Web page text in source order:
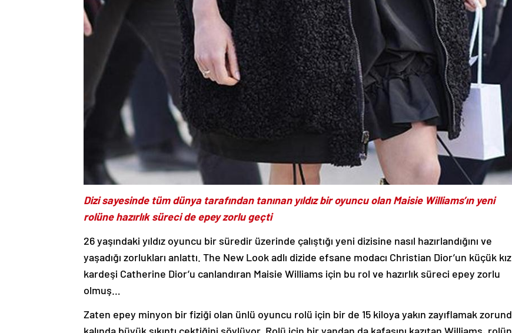
Dizi sayesinde tüm dünya tarafından tanınan yıldız bir oyuncu olan Maisie Williams’ın yeni
rolüne hazırlık süreci de epey zorlu geçti
26 yaşındaki yıldız oyuncu bir süredir üzerinde çalıştığı yeni dizisine nasıl hazırlandığını ve
yaşadığı zorlukları anlattı. The New Look adlı dizide efsane modacı Christian Dior’un küçük kız
kardeşi Catherine Dior’u canlandıran Maisie Williams için bu rol ve hazırlık süreci epey zorlu
olmuş…
Zaten epey minyon bir fiziği olan ünlü oyuncu rolü için bir de 15 kiloya yakın zayıflamak